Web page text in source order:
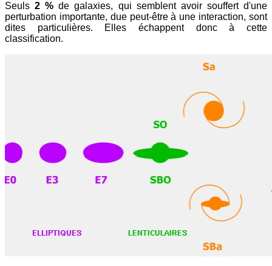
Seuls 2 % de galaxies, qui semblent avoir souffert d'une
perturbation importante, due peut-être à une interaction, sont
dites particulières. Elles échappent donc à cette
classification.